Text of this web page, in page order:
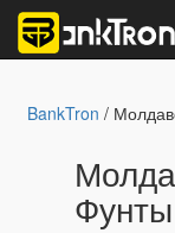
BankTron /